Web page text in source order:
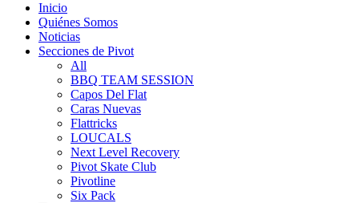
Inicio
Quiénes Somos
Noticias
Secciones de Pivot
All
BBQ TEAM SESSION
Capos Del Flat
Caras Nuevas
Flattricks
LOUCALS
Next Level Recovery
Pivot Skate Club
Pivotline
Six Pack